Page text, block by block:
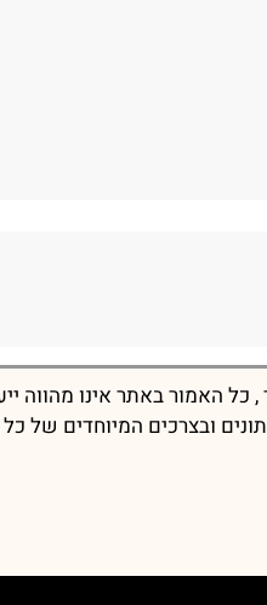
האמור באתר אינו מהווה
ובצרכים המיוחדים של